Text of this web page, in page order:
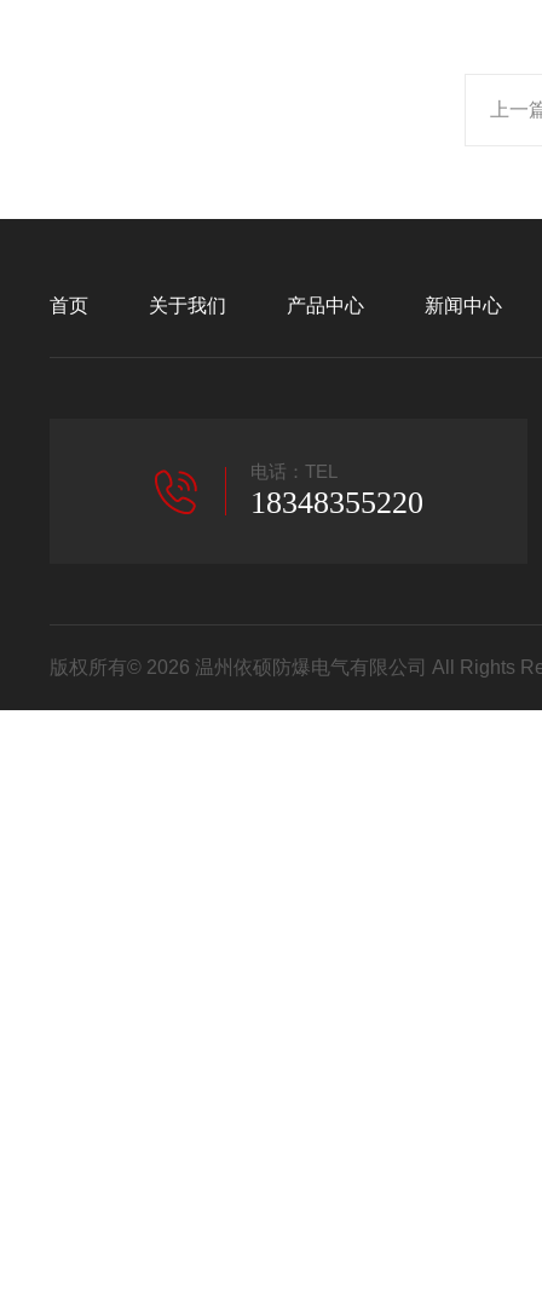
上一
首页 关于我们 产品中心 新闻中心
电话：TEL
18348355220
版权所有© 2026 温州依硕防爆电气有限公司 All Rights